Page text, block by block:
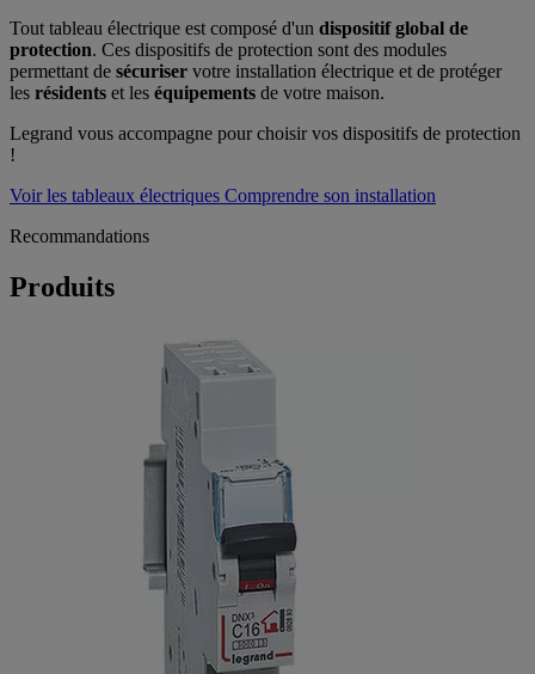
Tout tableau électrique est composé d'un dispositif global de
protection. Ces dispositifs de protection sont des modules
permettant de sécuriser votre installation électrique et de protéger
les résidents et les équipements de votre maison.
Legrand vous accompagne pour choisir vos dispositifs de protection
!
Voir les tableaux électriques Comprendre son installation
Recommandations
Produits